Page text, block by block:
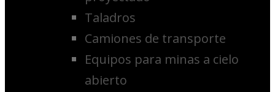
Taladros
Camiones de transporte
Equipos para minas a cielo
abierto